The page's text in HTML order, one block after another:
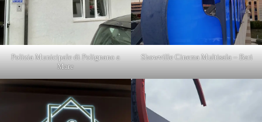
Polizia Municipale di Polignano a
Mare
Showville Cinema Multisala – Bari